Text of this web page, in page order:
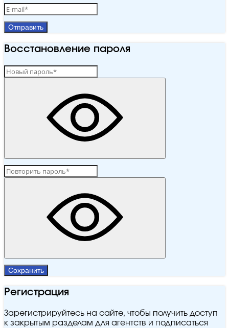
Отправить
Восстановление пароля
Сохранить
Регистрация
Зарегистрируйтесь на сайте, чтобы получить доступ
к закрытым разделам для агентств и подписаться